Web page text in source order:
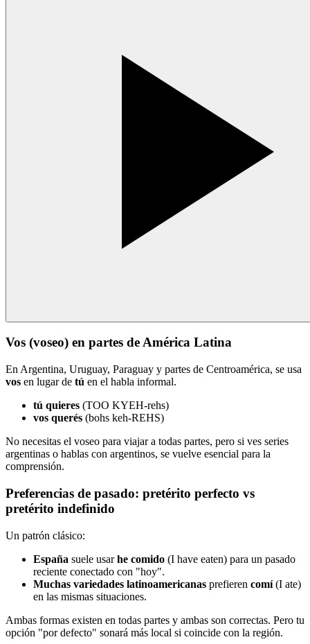
Vos (voseo) en partes de América Latina
En Argentina, Uruguay, Paraguay y partes de Centroamérica, se usa
vos en lugar de tú en el habla informal.
tú quieres (TOO KYEH-rehs)
vos querés (bohs keh-REHS)
No necesitas el voseo para viajar a todas partes, pero si ves series
argentinas o hablas con argentinos, se vuelve esencial para la
comprensión.
Preferencias de pasado: pretérito perfecto vs
pretérito indefinido
Un patrón clásico:
España suele usarhe comido (I have eaten) para un pasado
reciente conectado con "hoy".
Muchas variedades latinoamericanas prefieren comí(I ate)
en las mismas situaciones.
Ambas formas existen en todas partes y ambas son correctas. Pero tu
opción "por defecto" sonará más local si coincide con la región.